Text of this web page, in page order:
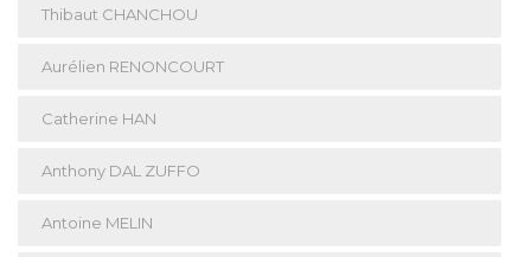
Thibaut CHANCHOU
Aurélien RENONCOURT
Catherine HAN
Anthony DAL ZUFFO
Antoine MELIN